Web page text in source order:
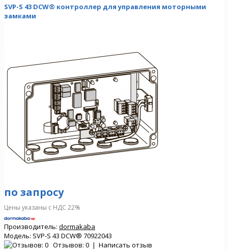
SVP-S 43 DCW® контроллер для управления моторными
замками
по запросу
Цены указаны с НДС 22%
Производитель: dormakaba
Модель: SVP-S 43 DCW® 70922043
Отзывов: 0 | Написать отзыв